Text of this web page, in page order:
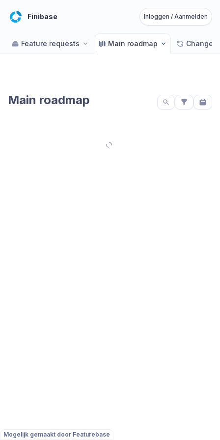
Mogelijk gemaakt door Featurebase
Finibase Inloggen / Aanmelden
Feature requests Main roadmap
Main roadmap